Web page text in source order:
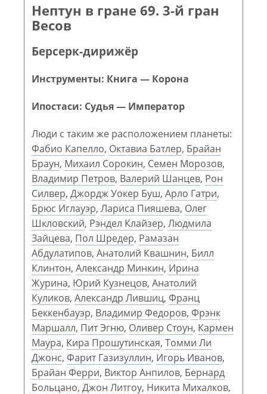
Нептун в гране 69. 3-й гран
Весов
Берсерк-дирижёр
Инструменты: Книга — Корона
Ипостаси: Судья — Император
Люди с таким же расположением планеты:
Фабио Капелло, Октавиа Батлер, Брайан
Браун, Михаил Сорокин, Семен Морозов,
Владимир Петров, Валерий Шанцев, Рон
Силвер, Джордж Уокер Буш, Арло Гатри,
Брюс Иглауэр, Лариса Пияшева, Олег
Шкловский, Рэндел Клайзер, Людмила
Зайцева, Пол Шредер, Рамазан
Абдулатипов, Анатолий Квашнин, Билл
Клинтон, Александр Минкин, Ирина
Журина, Юрий Кузнецов, Анатолий
Куликов, Александр Лившиц, Франц
Беккенбауэр, Владимир Федоров, Фрэнк
Маршалл, Пит Эгню, Оливер Стоун, Кармен
Маура, Кира Прошутинская, Томми Ли
Джонс, Фарит Газизуллин, Игорь Иванов,
Брайан Ферри, Виктор Анпилов, Бернард
Больцано, Джон Литгоу, Никита Михалков,